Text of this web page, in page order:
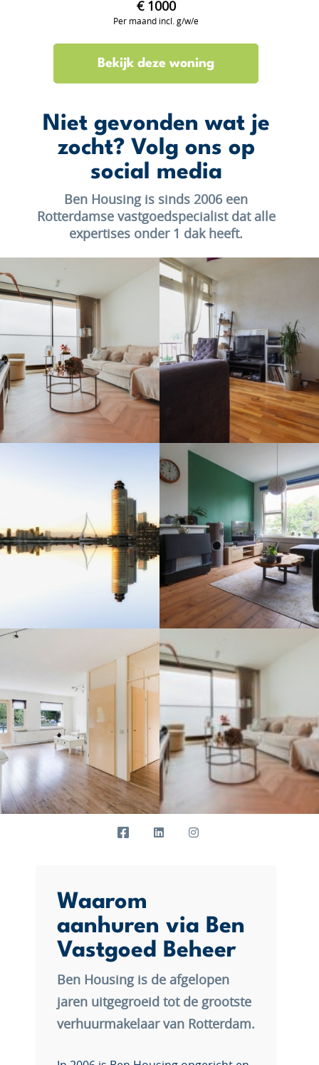
€ 1000
Per maand incl. g/w/e
Bekijk deze woning
Niet gevonden wat je
zocht? Volg ons op
social media
Ben Housing is sinds 2006 een
Rotterdamse vastgoedspecialist dat alle
expertises onder 1 dak heeft.
Waarom
aanhuren via Ben
Vastgoed Beheer
Ben Housing is de afgelopen
jaren uitgegroeid tot de grootste
verhuurmakelaar van Rotterdam.